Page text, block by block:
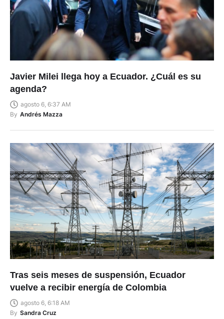
Javier Milei llega hoy a Ecuador. ¿Cuál es su
agenda?
agosto 6, 6:37 AM
By Andrés Mazza
Tras seis meses de suspensión, Ecuador
vuelve a recibir energía de Colombia
agosto 6, 6:18 AM
By Sandra Cruz